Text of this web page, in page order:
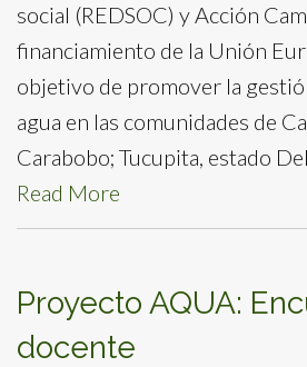
social (REDSOC) y Acción
financiamiento de la Unión
objetivo de promover la
agua en las comunidades de
Carabobo; Tucupita, estado
Read More
Proyecto AQUA:
docente